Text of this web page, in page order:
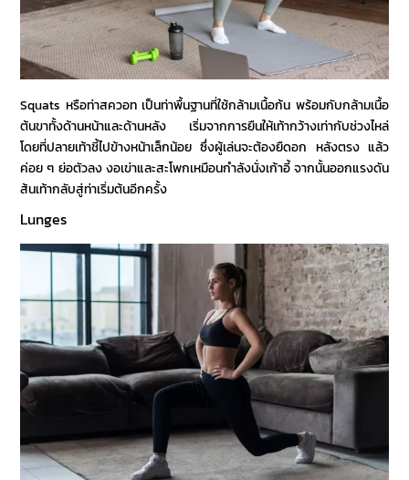
Squats หรือท่าสควอท เป็นท่าพื้นฐานที่ใช้กล้ามเนื้อก้น พร้อมกับกล้ามเนื้อ
ต้นขาทั้งด้านหน้าและด้านหลัง เริ่มจากการยืนให้เท้ากว้างเท่ากับช่วงไหล่
โดยที่ปลายเท้าชี้ไปข้างหน้าเล็กน้อย ซึ่งผู้เล่นจะต้องยืดอก หลังตรง แล้ว
ค่อย ๆ ย่อตัวลง งอเข่าและสะโพกเหมือนกำลังนั่งเก้าอี้ จากนั้นออกแรงดัน
ส้นเท้ากลับสู่ท่าเริ่มต้นอีกครั้ง
Lunges